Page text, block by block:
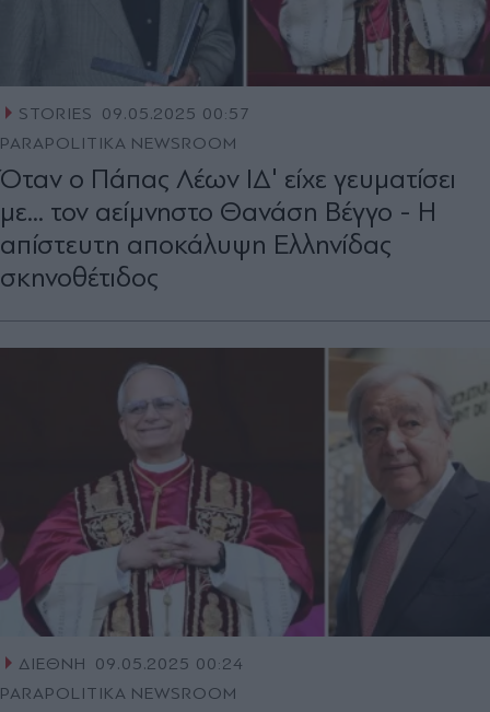
STORIES
09.05.2025 00:57
PARAPOLITIKA NEWSROOM
Όταν ο Πάπας Λέων ΙΔ' είχε γευματίσει
με... τον αείμνηστο Θανάση Βέγγο - Η
απίστευτη αποκάλυψη Ελληνίδας
σκηνοθέτιδος
ΔΙΕΘΝΗ
09.05.2025 00:24
PARAPOLITIKA NEWSROOM